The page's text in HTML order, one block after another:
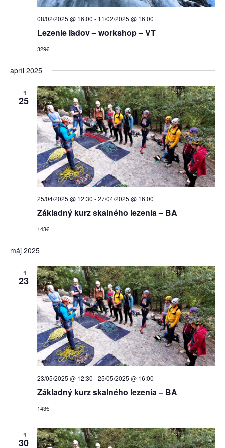
08/02/2025 @ 16:00 - 11/02/2025 @ 16:00
Lezenie ľadov – workshop – VT
329€
apríl 2025
PI
25
25/04/2025 @ 12:30 -27/04/2025 @ 16:00
Základný kurz skalného lezenia – BA
143€
máj 2025
PI
23
23/05/2025 @ 12:30 -25/05/2025 @ 16:00
Základný kurz skalného lezenia – BA
143€
PI
30